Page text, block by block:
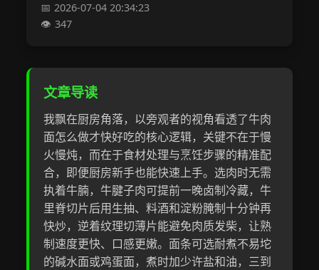
2026-07-04 20:34:23
347
文章导读
我飘在厨房角落，以旁观者的视角看透了牛肉
面怎么做才快好吃的核心逻辑，关键不在于慢
火慢炖，而在于食材处理与烹饪步骤的精准配
合，即便厨房新手也能快速上手。选肉时无需
执着牛腩，牛腱子肉可提前一晚卤制冷藏，牛
里脊切片后用生抽、料酒和淀粉腌制十分钟再
快炒，逆着纹理切薄片能避免肉质发柴，让熟
制速度更快、口感更嫩。面条可选耐煮不易坨
的碱水面或鸡蛋面，煮时加少许盐和油，三到